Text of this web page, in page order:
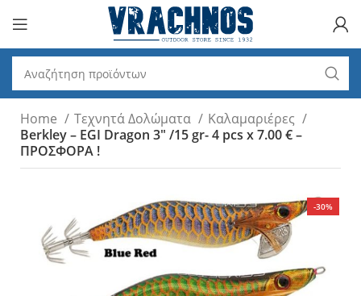
Home Τεχνητά Δολώματα
Καλαμαριέρες
Berkley – EGI Dragon 3" /15 gr- 4 pcs x 7.00 € –
ΠΡΟΣΦΟΡΑ !
-30%